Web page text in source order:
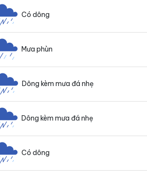
Có dông
Mưa phùn
Dông kèm mưa đá nhẹ
Dông kèm mưa đá nhẹ
Có dông